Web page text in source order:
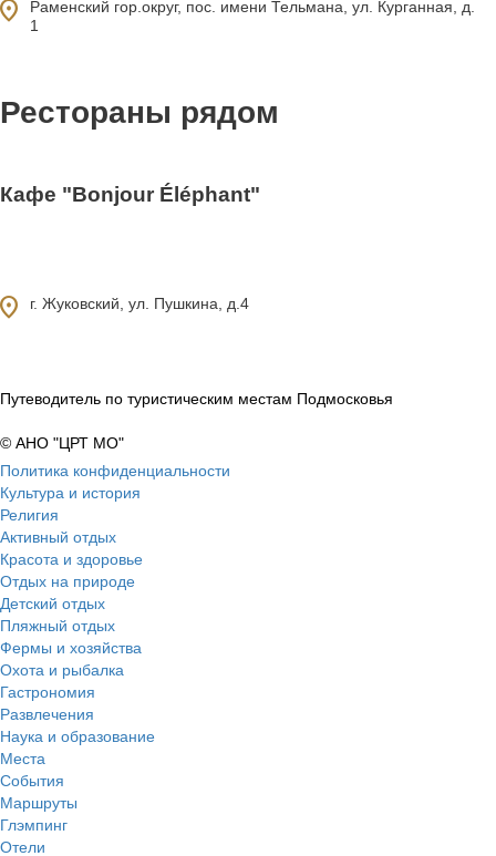
Раменский гор.округ, пос. имени Тельмана, ул. Курганная, д.
1
Рестораны рядом
Кафе "Bonjour Éléphant"
г. Жуковский, ул. Пушкина, д.4
Путеводитель по туристическим местам Подмосковья
© АНО "ЦРТ МО"
Политика конфиденциальности
Культура и история
Религия
Активный отдых
Красота и здоровье
Отдых на природе
Детский отдых
Пляжный отдых
Фермы и хозяйства
Охота и рыбалка
Гастрономия
Развлечения
Наука и образование
Места
События
Маршруты
Глэмпинг
Отели